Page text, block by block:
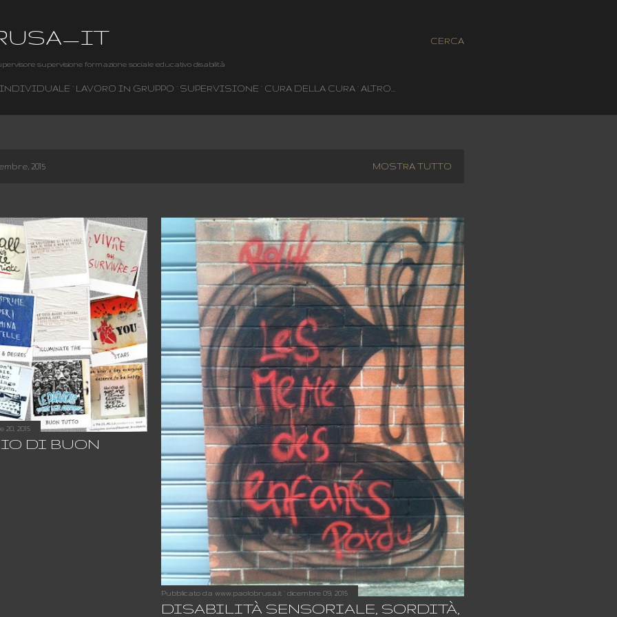
CERCA
supervisione formazione sociale educativo disabilità
INDIVIDUALE LAVORO IN GRUPPO SUPERVISIONE CURA DELLA CURA ALTRO…
2015 MOSTRA TUTTO
20, 2015
DI BUON
Pubblicato da www.paolobrusa.it dicembre 09, 2015
DISABILITÀ SENSORIALE, SORDITÀ,